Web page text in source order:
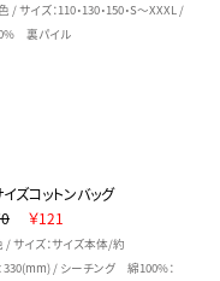
/ サイズ：110・130・150・S～XXXL /
裏パイル
ズコットンバッグ
￥121
/ サイズ：サイズ本体/約
/ シーチング 綿100%：